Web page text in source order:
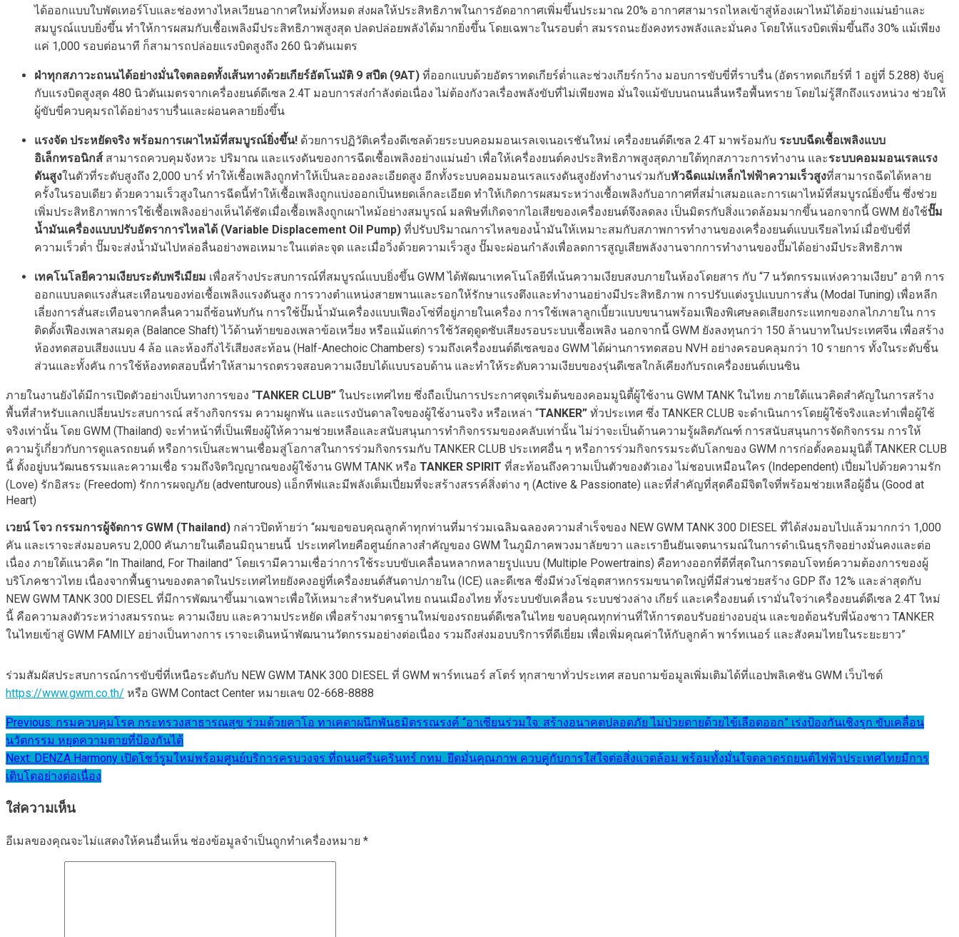
ได้ออกแบบใบพัดเทอร์โบและช่องทางไหลเวียนอากาศใหม่ทั้งหมด ส่งผลให้ประสิทธิภาพในการอัดอากาศเพิ่มขึ้นประมาณ 20% อากาศสามารถไหลเข้าสู่ห้องเผาไหม้ได้อย่างแม่นยำและ
สมบูรณ์แบบยิ่งขึ้น ทำให้การผสมกับเชื้อเพลิงมีประสิทธิภาพสูงสุด ปลดปล่อยพลังได้มากยิ่งขึ้น โดยเฉพาะในรอบต่ำ สมรรถนะยังคงทรงพลังและมั่นคง โดยให้แรงบิดเพิ่มขึ้นถึง 30% แม้เพียง
แค่ 1,000 รอบต่อนาที ก็สามารถปล่อยแรงบิดสูงถึง 260 นิวตันเมตร
ฝ่าทุกสภาวะถนนได้อย่างมั่นใจตลอดทั้งเส้นทางด้วยเกียร์อัตโนมัติ 9 สปีด (9AT) ที่ออกแบบด้วยอัตราทดเกียร์ต่ำและช่วงเกียร์กว้าง มอบการขับขี่ที่ราบรื่น (อัตราทดเกียร์ที่ 1 อยู่ที่ 5.288) จับคู่
กับแรงบิดสูงสุด 480 นิวตันเมตรจากเครื่องยนต์ดีเซล 2.4T มอบการส่งกำลังต่อเนื่อง ไม่ต้องกังวลเรื่องพลังขับที่ไม่เพียงพอ มั่นใจแม้ขับบนถนนลื่นหรือพื้นทราย โดยไม่รู้สึกถึงแรงหน่วง ช่วยให้
ผู้ขับขี่ควบคุมรถได้อย่างราบรื่นและผ่อนคลายยิ่งขึ้น
แรงจัด ประหยัดจริง พร้อมการเผาไหม้ที่สมบูรณ์ยิ่งขึ้น! ด้วยการปฏิวัติเครื่องดีเซลด้วยระบบคอมมอนเรลเจเนอเรชันใหม่ เครื่องยนต์ดีเซล 2.4T มาพร้อมกับ ระบบฉีดเชื้อเพลิงแบบ
อิเล็กทรอนิกส์ สามารถควบคุมจังหวะ ปริมาณ และแรงดันของการฉีดเชื้อเพลิงอย่างแม่นยำ เพื่อให้เครื่องยนต์คงประสิทธิภาพสูงสุดภายใต้ทุกสภาวะการทำงาน และระบบคอมมอนเรลแรง
ดันสูงในตัวที่ระดับสูงถึง 2,000 บาร์ ทำให้เชื้อเพลิงถูกทำให้เป็นละอองละเอียดสูง อีกทั้งระบบคอมมอนเรลแรงดันสูงยังทำงานร่วมกับหัวฉีดแม่เหล็กไฟฟ้าความเร็วสูงที่สามารถฉีดได้หลาย
ครั้งในรอบเดียว ด้วยความเร็วสูงในการฉีดนี้ทำให้เชื้อเพลิงถูกแบ่งออกเป็นหยดเล็กละเอียด ทำให้เกิดการผสมระหว่างเชื้อเพลิงกับอากาศที่สม่ำเสมอและการเผาไหม้ที่สมบูรณ์ยิ่งขึ้น ซึ่งช่วย
เพิ่มประสิทธิภาพการใช้เชื้อเพลิงอย่างเห็นได้ชัด เมื่อเชื้อเพลิงถูกเผาไหม้อย่างสมบูรณ์ มลพิษที่เกิดจากไอเสียของเครื่องยนต์จึงลดลง เป็นมิตรกับสิ่งแวดล้อมมากขึ้น นอกจากนี้ GWM ยังใช้ปั๊ม
น้ำมันเครื่องแบบปรับอัตราการไหลได้ (Variable Displacement Oil Pump) ที่ปรับปริมาณการไหลของน้ำมันให้เหมาะสมกับสภาพการทำงานของเครื่องยนต์แบบเรียลไทม์ เมื่อขับขี่ที่
ความเร็วต่ำ ปั๊มจะส่งน้ำมันไปหล่อลื่นอย่างพอเหมาะในแต่ละจุด และเมื่อวิ่งด้วยความเร็วสูง ปั๊มจะผ่อนกำลังเพื่อลดการสูญเสียพลังงานจากการทำงานของปั๊มได้อย่างมีประสิทธิภาพ
เทคโนโลยีความเงียบระดับพรีเมียม เพื่อสร้างประสบการณ์ที่สมบูรณ์แบบยิ่งขึ้น GWM ได้พัฒนาเทคโนโลยีที่เน้นความเงียบสงบภายในห้องโดยสาร กับ “7 นวัตกรรมแห่งความเงียบ” อาทิ การ
ออกแบบลดแรงสั่นสะเทือนของท่อเชื้อเพลิงแรงดันสูง การวางตำแหน่งสายพานและรอกให้รักษาแรงตึงและทำงานอย่างมีประสิทธิภาพ การปรับแต่งรูปแบบการสั่น (Modal Tuning) เพื่อหลีก
เลี่ยงการสั่นสะเทือนจากคลื่นความถี่ซ้อนทับกัน การใช้ปั๊มน้ำมันเครื่องแบบเฟืองโซ่ที่อยู่ภายในเครื่อง การใช้เพลาลูกเบี้ยวแบบขนานพร้อมเฟืองพิเศษลดเสียงกระแทกของกลไกภายใน การ
ติดตั้งเฟืองเพลาสมดุล (Balance Shaft) ไว้ด้านท้ายของเพลาข้อเหวี่ยง หรือแม้แต่การใช้วัสดุดูดซับเสียงรอบระบบเชื้อเพลิง นอกจากนี้ GWM ยังลงทุนกว่า 150 ล้านบาทในประเทศจีน เพื่อสร้าง
ห้องทดสอบเสียงแบบ 4 ล้อ และห้องกึ่งไร้เสียงสะท้อน (Half-Anechoic Chambers) รวมถึงเครื่องยนต์ดีเซลของ GWM ได้ผ่านการทดสอบ NVH อย่างครอบคลุมกว่า 10 รายการ ทั้งในระดับชิ้น
ส่วนและทั้งคัน การใช้ห้องทดสอบนี้ทำให้สามารถตรวจสอบความเงียบได้แบบรอบด้าน และทำให้ระดับความเงียบของรุ่นดีเซลใกล้เคียงกับรถเครื่องยนต์เบนซิน
ภายในงานยังได้มีการเปิดตัวอย่างเป็นทางการของ “TANKER CLUB” ในประเทศไทย ซึ่งถือเป็นการประกาศจุดเริ่มต้นของคอมมูนิตี้ผู้ใช้งาน GWM TANK ในไทย ภายใต้แนวคิดสำคัญในการสร้าง
พื้นที่สำหรับแลกเปลี่ยนประสบการณ์ สร้างกิจกรรม ความผูกพัน และแรงบันดาลใจของผู้ใช้งานจริง หรือเหล่า “TANKER” ทั่วประเทศ ซึ่ง TANKER CLUB จะดำเนินการโดยผู้ใช้จริงและทำเพื่อผู้ใช้
จริงเท่านั้น โดย GWM (Thailand) จะทำหน้าที่เป็นเพียงผู้ให้ความช่วยเหลือและสนับสนุนการทำกิจกรรมของคลับเท่านั้น ไม่ว่าจะเป็นด้านความรู้ผลิตภัณฑ์ การสนับสนุนการจัดกิจกรรม การให้
ความรู้เกี่ยวกับการดูแลรถยนต์ หรือการเป็นสะพานเชื่อมสู่โอกาสในการร่วมกิจกรรมกับ TANKER CLUB ประเทศอื่น ๆ หรือการร่วมกิจกรรมระดับโลกของ GWM การก่อตั้งคอมมูนิตี้ TANKER CLUB
นี้ ตั้งอยู่บนวัฒนธรรมและความเชื่อ รวมถึงจิตวิญญาณของผู้ใช้งาน GWM TANK หรือ TANKER SPIRIT ที่สะท้อนถึงความเป็นตัวของตัวเอง ไม่ชอบเหมือนใคร (Independent) เปี่ยมไปด้วยความรัก
(Love) รักอิสระ (Freedom) รักการผจญภัย (adventurous) แอ็กทีฟและมีพลังเต็มเปี่ยมที่จะสร้างสรรค์สิ่งต่าง ๆ (Active & Passionate) และที่สำคัญที่สุดคือมีจิตใจที่พร้อมช่วยเหลือผู้อื่น (Good at
Heart)
เวยน์ โจว กรรมการผู้จัดการ GWM (Thailand) กล่าวปิดท้ายว่า “ผมขอขอบคุณลูกค้าทุกท่านที่มาร่วมเฉลิมฉลองความสำเร็จของ NEW GWM TANK 300 DIESEL ที่ได้ส่งมอบไปแล้วมากกว่า 1,000
คัน และเราจะส่งมอบครบ 2,000 คันภายในเดือนมิถุนายนนี้ ประเทศไทยคือศูนย์กลางสำคัญของ GWM ในภูมิภาคพวงมาลัยขวา และเรายืนยันเจตนารมณ์ในการดำเนินธุรกิจอย่างมั่นคงและต่อ
เนื่อง ภายใต้แนวคิด “In Thailand, For Thailand” โดยเรามีความเชื่อว่าการใช้ระบบขับเคลื่อนหลากหลายรูปแบบ (Multiple Powertrains) คือทางออกที่ดีที่สุดในการตอบโจทย์ความต้องการของผู้
บริโภคชาวไทย เนื่องจากพื้นฐานของตลาดในประเทศไทยยังคงอยู่ที่เครื่องยนต์สันดาปภายใน (ICE) และดีเซล ซึ่งมีห่วงโซ่อุตสาหกรรมขนาดใหญ่ที่มีส่วนช่วยสร้าง GDP ถึง 12% และล่าสุดกับ
NEW GWM TANK 300 DIESEL ที่มีการพัฒนาขึ้นมาเฉพาะเพื่อให้เหมาะสำหรับคนไทย ถนนเมืองไทย ทั้งระบบขับเคลื่อน ระบบช่วงล่าง เกียร์ และเครื่องยนต์ เรามั่นใจว่าเครื่องยนต์ดีเซล 2.4T ใหม่
นี้ คือความลงตัวระหว่างสมรรถนะ ความเงียบ และความประหยัด เพื่อสร้างมาตรฐานใหม่ของรถยนต์ดีเซลในไทย ขอบคุณทุกท่านที่ให้การตอบรับอย่างอบอุ่น และขอต้อนรับพี่น้องชาว TANKER
ในไทยเข้าสู่ GWM FAMILY อย่างเป็นทางการ เราจะเดินหน้าพัฒนานวัตกรรมอย่างต่อเนื่อง รวมถึงส่งมอบบริการที่ดีเยี่ยม เพื่อเพิ่มคุณค่าให้กับลูกค้า พาร์ทเนอร์ และสังคมไทยในระยะยาว”
ร่วมสัมผัสประสบการณ์การขับขี่ที่เหนือระดับกับ NEW GWM TANK 300 DIESEL ที่ GWM พาร์ทเนอร์ สโตร์ ทุกสาขาทั่วประเทศ สอบถามข้อมูลเพิ่มเติมได้ที่แอปพลิเคชัน GWM เว็บไซต์
https://www.gwm.co.th/ หรือ GWM Contact Center หมายเลข 02-668-8888
แนะแนว
เรื่อง
Previous: กรมควบคุมโรค กระทรวงสาธารณสุข ร่วมด้วยคาโอ ทาเคดาผนึกพันธมิตรรณรงค์ “อาเซียนร่วมใจ: สร้างอนาคตปลอดภัย ไม่ป่วยตายด้วยไข้เลือดออก” เร่งป้องกันเชิงรุก ขับเคลื่อน
นวัตกรรม หยุดความตายที่ป้องกันได้
Next: DENZA Harmony เปิดโชว์รูมใหม่พร้อมศูนย์บริการครบวงจร ที่ถนนศรีนครินทร์ กทม. ยึดมั่นคุณภาพ ควบคู่กับการใส่ใจต่อสิ่งแวดล้อม พร้อมทั้งมั่นใจตลาดรถยนต์ไฟฟ้าประเทศไทยมีการ
เติบโตอย่างต่อเนื่อง
ใส่ความเห็น
อีเมลของคุณจะไม่แสดงให้คนอื่นเห็น ช่องข้อมูลจำเป็นถูกทำเครื่องหมาย *